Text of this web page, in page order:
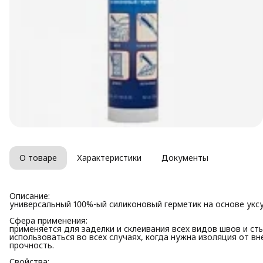
О товаре Характеристики Документы
Описание:
универсальный 100%-ый силиконовый герметик на основе
Сфера применения:
применяется для заделки и склеивания всех видов швов и
использоваться во всех случаях, когда нужна изоляция от
прочность.